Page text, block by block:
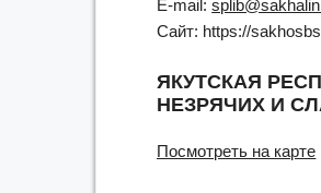
E-mail:
Сайт: https://
ЯКУТСКАЯ
НЕЗРЯЧИХ И
Посмотреть на карте